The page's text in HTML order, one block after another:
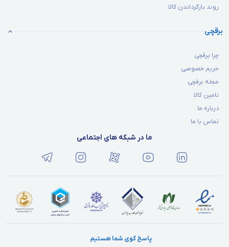
روند بازگرداندن کالا
برقچی
چرا برقچی
حریم خصوصی
مجله برقچی
تامین کالا
درباره ما
تماس با ما
ما در شبکه های اجتماعی
پاسخ گوی شما هستیم